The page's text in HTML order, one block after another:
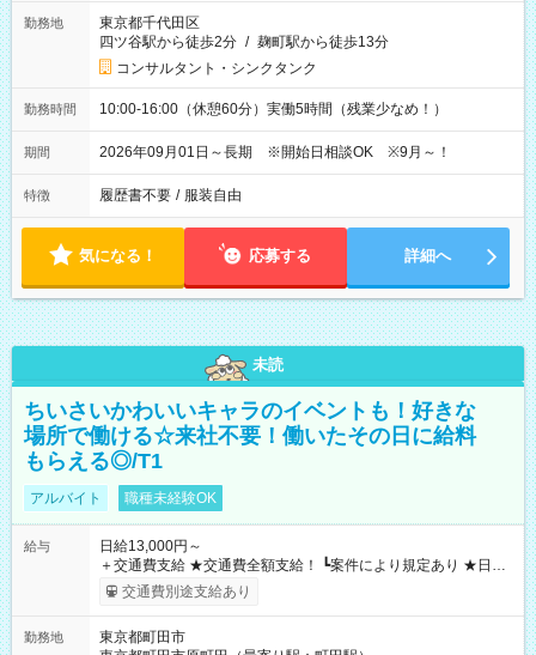
勤務地
東京都千代田区
四ツ谷駅から徒歩2分 / 麹町駅から徒歩13分
コンサルタント・シンクタンク
勤務時間 10:00-16:00（休憩60分）実働5時間（残業少なめ！）
期間 2026年09月01日～長期 ※開始日相談OK ※9月～！
特徴 履歴書不要 / 服装自由
気になる！ 応募する 詳細へ
未読
ちいさいかわいいキャラのイベントも！好きな
場所で働ける☆来社不要！働いたその日に給料
もらえる◎/T1
アルバイト 職種未経験OK
給与
日給13,000円～
＋交通費支給 ★交通費全額支給！ ┗案件により規定あり ★日払
いOK！（規定あり） ┗働いたその日に現金GET♪ お仕事後はコ
ンビニATMから 日払い分を引き落とせます！ 【試用期間】試
交通費別途支給あり
勤務地
東京都町田市